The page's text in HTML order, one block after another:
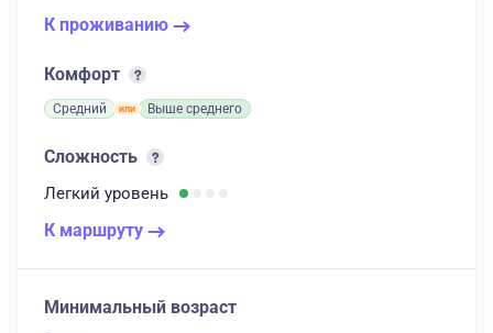
К проживанию
Комфорт
Средний Выше среднего
Сложность
Легкий уровень
К маршруту
Минимальный возраст